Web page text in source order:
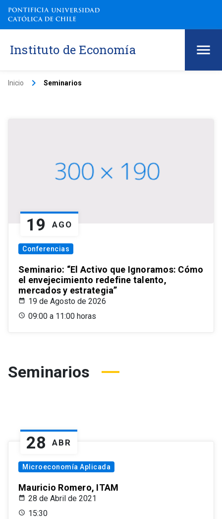
Instituto de Economía
Inicio keyboard_arrow_right Seminarios
19 AGO
Conferencias
Seminario: “El Activo que Ignoramos: Cómo
el envejecimiento redefine talento,
mercados y estrategia”
19 de Agosto de 2026
09:00 a 11:00 horas
Seminarios
28 ABR
Microeconomía Aplicada
Mauricio Romero, ITAM
28 de Abril de 2021
15:30